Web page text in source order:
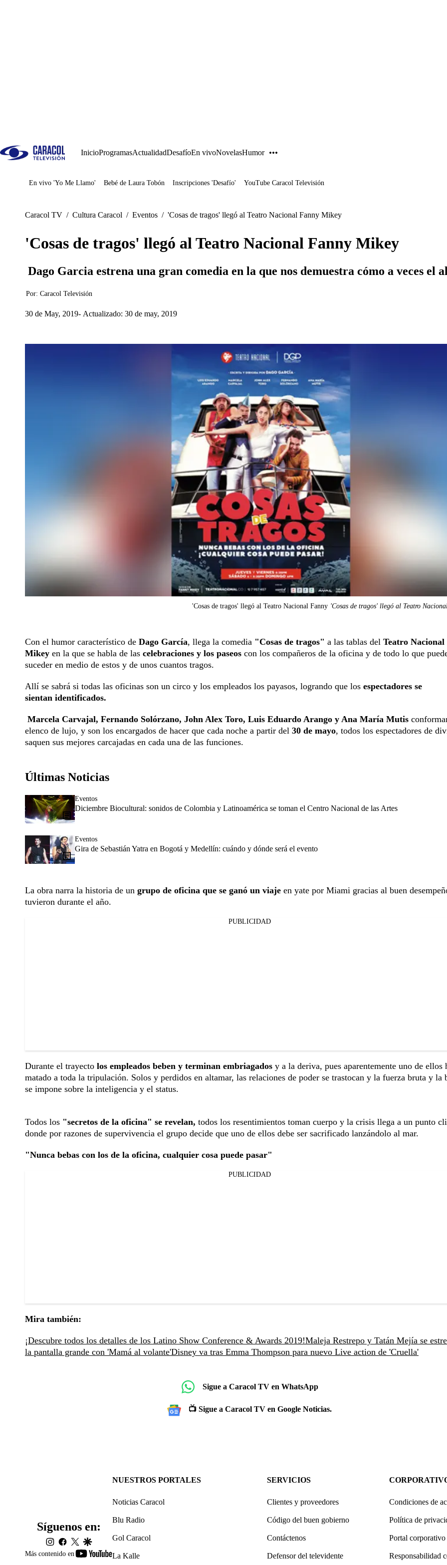
InicioProgramasActualidadDesafíoEn vivoNovelasHumor
Juegos
En vivo 'Yo Me Llamo' Bebé de Laura Tobón Inscripciones 'Desafío' YouTube Caracol Televisión
Caracol TV / Cultura Caracol / Eventos / 'Cosas de tragos' llegó al Teatro Nacional Fanny Mikey
'Cosas de tragos' llegó al Teatro Nacional Fanny Mikey
Dago Garcia estrena una gran comedia en la que nos demuestra cómo a veces el
Por: Caracol Televisión
30 de May, 2019 Actualizado: 30 de may, 2019
'Cosas de tragos' llegó al Teatro Nacional Fanny 'Cosas de tragos' llegó al Teatro
Con el humor característico de Dago García, llega la comedia "Cosas de tragos" a las tablas del Teatro Nacional
Mikey en la que se habla de las celebraciones y los paseos con los compañeros de la oficina y de todo lo que
suceder en medio de estos y de unos cuantos tragos.
Allí se sabrá si todas las oficinas son un circo y los empleados los payasos, logrando que los espectadores se
sientan identificados.
Marcela Carvajal, Fernando Solórzano, John Alex Toro, Luis Eduardo Arango y Ana María Mutis
elenco de lujo, y son los encargados de hacer que cada noche a partir del 30 de mayo, todos los espectadores de
saquen sus mejores carcajadas en cada una de las funciones.
Últimas Noticias
Eventos
Diciembre Biocultural: sonidos de Colombia y Latinoamérica se toman el Centro Nacional de las Artes
Eventos
Gira de Sebastián Yatra en Bogotá y Medellín: cuándo y dónde será el evento
La obra narra la historia de un grupo de oficina que se ganó un viaje en yate por Miami gracias al buen
tuvieron durante el año.
PUBLICIDAD
Durante el trayecto los empleados beben y terminan embriagados y a la deriva, pues aparentemente uno de ellos
matado a toda la tripulación. Solos y perdidos en altamar, las relaciones de poder se trastocan y la fuerza bruta y la
se impone sobre la inteligencia y el status.
Todos los "secretos de la oficina" se revelan, todos los resentimientos toman cuerpo y la crisis llega a un punto
donde por razones de supervivencia el grupo decide que uno de ellos debe ser sacrificado lanzándolo al mar.
"Nunca bebas con los de la oficina, cualquier cosa puede pasar"
PUBLICIDAD
Mira también:
¡Descubre todos los detalles de los Latino Show Conference & Awards 2019!Maleja Restrepo y Tatán Mejía se
la pantalla grande con 'Mamá al volante'Disney va tras Emma Thompson para nuevo Live action de 'Cruella'
Sigue a Caracol TV en WhatsApp
📺 Sigue a Caracol TV en Google Noticias.
Más contenido en
youtube-
Síguenos en:
instagram
facebook
twittergoogle
NUESTROS PORTALES
Noticias Caracol
Blu Radio
Gol Caracol
La Kalle
SERVICIOS
Clientes y proveedores
Código del buen gobierno
Contáctenos
Defensor del televidente
Condiciones de
Política de
Portal corporativo
Responsabilidad